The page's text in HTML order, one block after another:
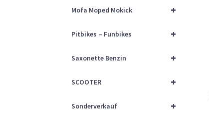
+
Mofa Moped Mokick
+
Pitbikes – Funbikes
+
Saxonette Benzin
+
SCOOTER
+
Sonderverkauf